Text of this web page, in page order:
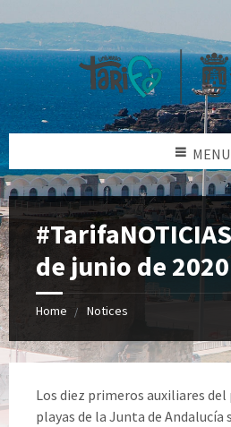
MENU
de junio de 2020
Home Notices
Los diez primeros auxiliares
playas de la Junta de